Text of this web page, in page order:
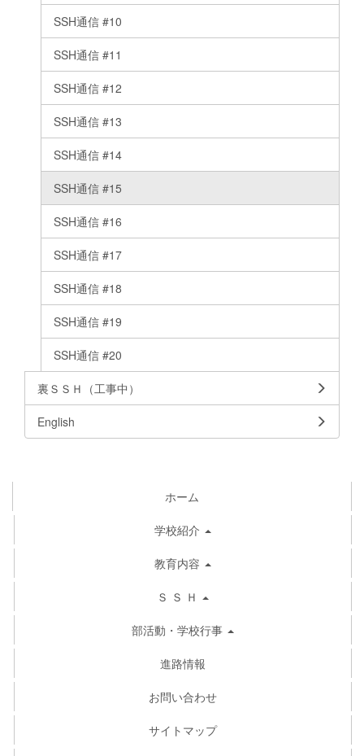
SSH通信 #10
SSH通信 #11
SSH通信 #12
SSH通信 #13
SSH通信 #14
SSH通信 #15
SSH通信 #16
SSH通信 #17
SSH通信 #18
SSH通信 #19
SSH通信 #20
裏ＳＳＨ（工事中）
English
ホーム
学校紹介
教育内容
Ｓ Ｓ Ｈ
部活動・学校行事
進路情報
お問い合わせ
サイトマップ